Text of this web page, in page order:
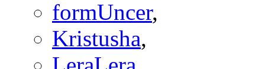
formUncer,
Kristusha,